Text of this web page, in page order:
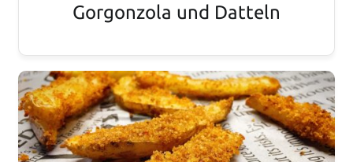
Gorgonzola und Datteln